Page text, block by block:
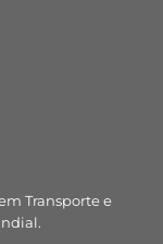
Transporte e